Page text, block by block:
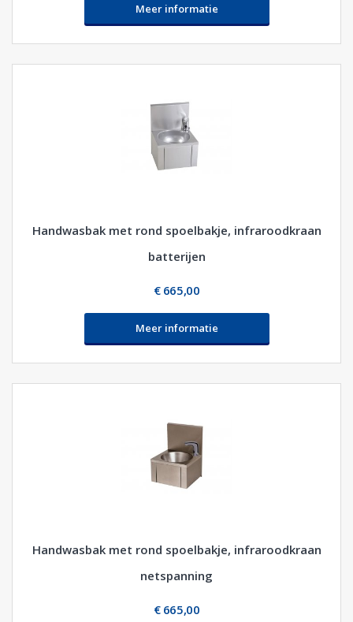
Meer informatie
Handwasbak met rond spoelbakje, infraroodkraan
batterijen
€ 665,00
Meer informatie
Handwasbak met rond spoelbakje, infraroodkraan
netspanning
€ 665,00